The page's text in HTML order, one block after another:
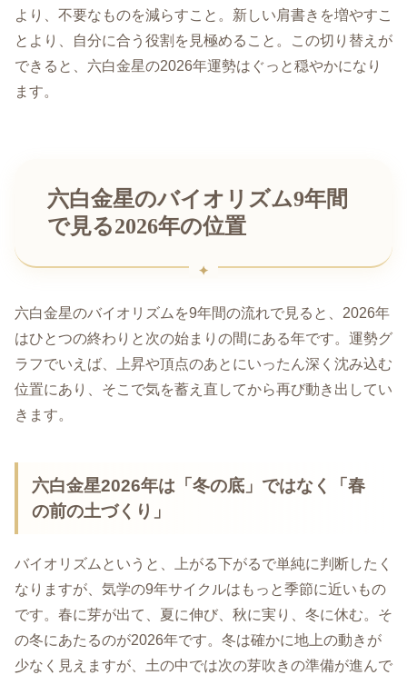
より、不要なものを減らすこと。新しい肩書きを増やすこ
とより、自分に合う役割を見極めること。この切り替えが
できると、六白金星の2026年運勢はぐっと穏やかになり
ます。
六白金星のバイオリズム9年間
で見る2026年の位置
六白金星のバイオリズムを9年間の流れで見ると、2026年
はひとつの終わりと次の始まりの間にある年です。運勢グ
ラフでいえば、上昇や頂点のあとにいったん深く沈み込む
位置にあり、そこで気を蓄え直してから再び動き出してい
きます。
六白金星2026年は「冬の底」ではなく「春
の前の土づくり」
バイオリズムというと、上がる下がるで単純に判断したく
なりますが、気学の9年サイクルはもっと季節に近いもの
です。春に芽が出て、夏に伸び、秋に実り、冬に休む。そ
の冬にあたるのが2026年です。冬は確かに地上の動きが
少なく見えますが、土の中では次の芽吹きの準備が進んで